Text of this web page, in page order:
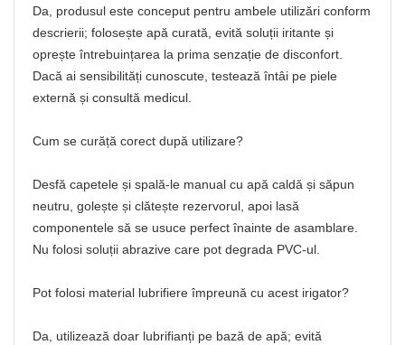
Da, produsul este conceput pentru ambele utilizări conform
descrierii; folosește apă curată, evită soluții iritante și
oprește întrebuințarea la prima senzație de disconfort.
Dacă ai sensibilități cunoscute, testează întâi pe piele
externă și consultă medicul.
Cum se curăță corect după utilizare?
Desfă capetele și spală-le manual cu apă caldă și săpun
neutru, golește și clătește rezervorul, apoi lasă
componentele să se usuce perfect înainte de asamblare.
Nu folosi soluții abrazive care pot degrada PVC-ul.
Pot folosi material lubrifiere împreună cu acest irigator?
Da, utilizează doar lubrifianți pe bază de apă; evită